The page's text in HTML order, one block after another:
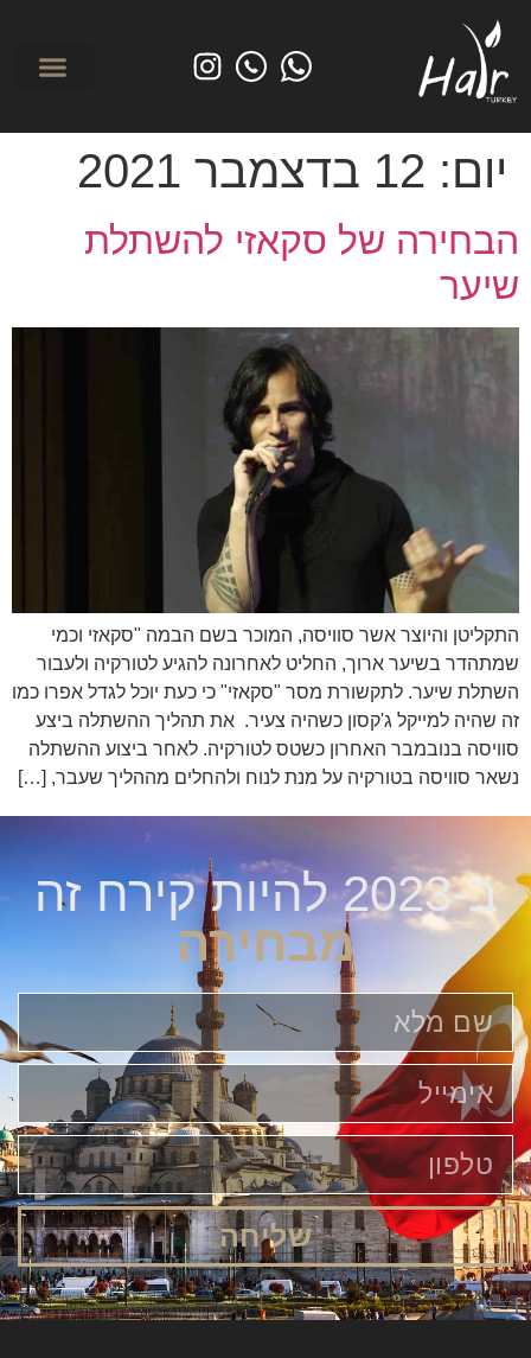
יום: 12 בדצמבר 2021
הבחירה של סקאזי להשתלת
שיער
התקליטן והיוצר אשר סוויסה, המוכר בשם הבמה "סקאזי וכמי
שמתהדר בשיער ארוך, החליט לאחרונה להגיע לטורקיה ולעבור
השתלת שיער. לתקשורת מסר "סקאזי" כי כעת יוכל לגדל אפרו כמו
זה שהיה למייקל ג'קסון כשהיה צעיר. את תהליך ההשתלה ביצע
סוויסה בנובמבר האחרון כשטס לטורקיה. לאחר ביצוע ההשתלה
נשאר סוויסה בטורקיה על מנת לנוח ולהחלים מההליך שעבר, […]
ב-2023 להיות קירח זה
מבחירה
שליחה